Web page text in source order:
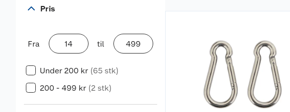
Pris
Fra til
Under 200 kr (65 stk)
200 - 499 kr (2 stk)